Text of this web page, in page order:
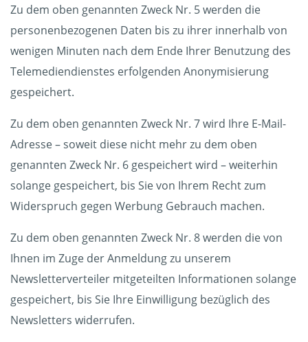
Zu dem oben genannten Zweck Nr. 5 werden die
personenbezogenen Daten bis zu ihrer innerhalb von
wenigen Minuten nach dem Ende Ihrer Benutzung des
Telemediendienstes erfolgenden Anonymisierung
gespeichert.
Zu dem oben genannten Zweck Nr. 7 wird Ihre E-Mail-
Adresse – soweit diese nicht mehr zu dem oben
genannten Zweck Nr. 6 gespeichert wird – weiterhin
solange gespeichert, bis Sie von Ihrem Recht zum
Widerspruch gegen Werbung Gebrauch machen.
Zu dem oben genannten Zweck Nr. 8 werden die von
Ihnen im Zuge der Anmeldung zu unserem
Newsletterverteiler mitgeteilten Informationen solange
gespeichert, bis Sie Ihre Einwilligung bezüglich des
Newsletters widerrufen.